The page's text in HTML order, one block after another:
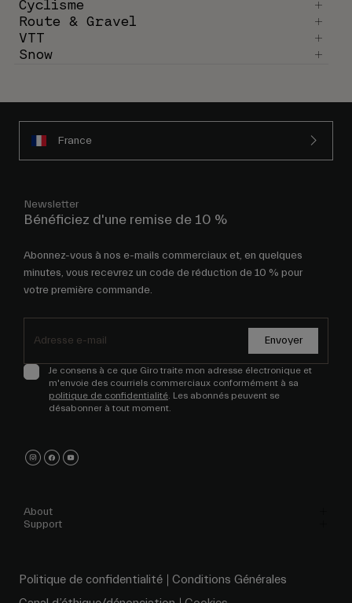
Cyclisme
Route & Gravel
VTT
Snow
France
Newsletter
Bénéficiez d'une remise de 10 %
Abonnez-vous à nos e-mails commerciaux et, en quelques
minutes, vous recevrez un code de réduction de 10 % pour
votre première commande.
Envoyer
Je consens à ce que Giro traite mon adresse électronique et
m'envoie des courriels commerciaux conformément à sa
politique de confidentialité. Les abonnés peuvent se
désabonner à tout moment.
About
Support
Politique de confidentialité
Conditions Générales